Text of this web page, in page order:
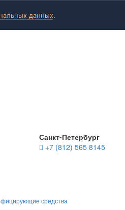
данных.
Санкт-Петербург
+7 (812) 565 8145
средства